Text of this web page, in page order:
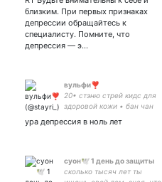
Wakfu #nowar #нетвойне
близким. При первых признаках
депрессии обращайтесь к
специалисту. Помните, что
депрессия — э…
вульфи❣️
20• стэню стрей кидс для
здоровой кожи • бан чан
дневник до лучших времён
ура депрессия в ноль лет
суон🕊 1 день до защиты
сколько тысяч лет ты